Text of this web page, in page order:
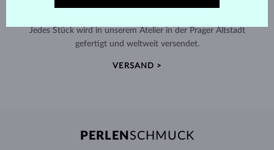
HANDGEFERTIGT IN PRAG
Jedes Stück wird in unserem Atelier in der Prager Altstadt
gefertigt und weltweit versendet.
VERSAND >
PERLEN SCHMUCK